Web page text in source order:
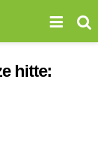
hitte: